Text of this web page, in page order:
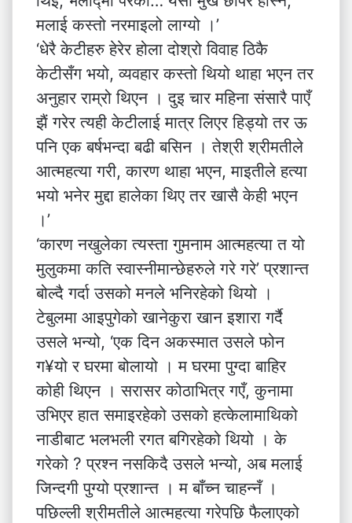
मलाई कस्तो नरमाइलो लाग्यो ।’
‘धेरै केटीहरु हेरेर होला दोश्रो विवाह ठिकै
केटीसँग भयो, व्यवहार कस्तो थियो थाहा भएन तर
अनुहार राम्रो थिएन । दुइ चार महिना संसारै पाएँ
झैं गरेर त्यही केटीलाई मात्र लिएर हिड्यो तर ऊ
पनि एक बर्षभन्दा बढी बसिन । तेश्री श्रीमतीले
आत्महत्या गरी, कारण थाहा भएन, माइतीले हत्या
भयो भनेर मुद्दा हालेका थिए तर खासै केही भएन
।’
‘कारण नखुलेका त्यस्ता गुमनाम आत्महत्या त यो
मुलुकमा कति स्वास्नीमान्छेहरुले गरे गरे’ प्रशान्त
बोल्दै गर्दा उसको मनले भनिरहेको थियो ।
टेबुलमा आइपुगेको खानेकुरा खान इशारा गर्दै
उसले भन्यो, ‘एक दिन अकस्मात उसले फोन
ग¥यो र घरमा बोलायो । म घरमा पुग्दा बाहिर
कोही थिएन । सरासर कोठाभित्र गएँ, कुनामा
उभिएर हात समाइरहेको उसको हत्केलामाथिको
नाडीबाट भलभली रगत बगिरहेको थियो । के
गरेको ? प्रश्न नसकिदै उसले भन्यो, अब मलाई
जिन्दगी पुग्यो प्रशान्त । म बाँच्न चाहन्नँ ।
पछिल्ली श्रीमतीले आत्महत्या गरेपछि फैलाएको